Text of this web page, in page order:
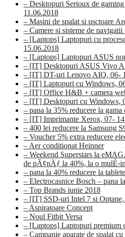
– Desktopuri Serioux de
11.06.2018
– Masini de spalat si usctoare
– Camere si sisteme de
– [Laptops] Laptopuri cu
15.06.2018
– [Laptops] Laptopuri ASUS
– [IT] Desktopuri ASUS Vivo
– [IT] DT-uri Lenovo AIO, 06-
– [IT] Laptopuri cu Windows,
– [IT] Office H&B + camera
– [IT] Desktopuri cu Windows,
– pana la 35% reducere la
– [IT] Imprimante Xerox, 07-
– 400 lei reducere la Samsung
– Voucher 5% extra reducere
– Aer conditionat Heinner
– Weekend Superstars la
de pÃ¢nÄƒ la 40%, la o
– pana la 40% reducere la
– Electrocasnice Bosch – pana
– Top Brands iunie 2018
– [IT] SSD-uri Intel 7 si
– Aspiratoare Concept
– Noul Fitbit Versa
– [Laptops] Laptopuri premium
– Campanie aparate de spalat